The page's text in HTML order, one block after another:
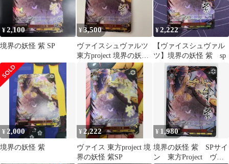
¥2,100
境界の妖怪 紫 SP
¥3,500
ヴァイスシュヴァルツ
東方project 境界の妖怪
紫 SP
¥2,222
【ヴァイスシュヴァル
ツ】境界の妖怪 紫 sp
¥ 2,000
境界の妖怪 紫
¥ 2,222
ヴァイス 東方project 境
界の妖怪 紫SP
¥ 1,980
境界の妖怪 紫 SPサイ
ン 東方Project ヴァ